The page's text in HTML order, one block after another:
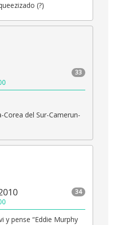
(?)
33
Corea del Sur-Camerun-
34
y pense “Eddie Murphy